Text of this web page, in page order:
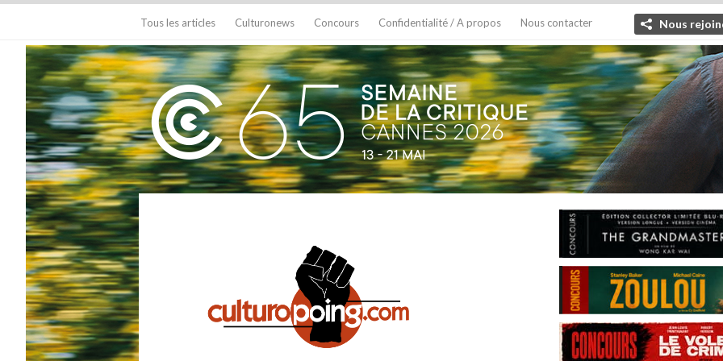
Tous les articles Culturonews Concours Confidentialité / A propos Nous contacter Nous